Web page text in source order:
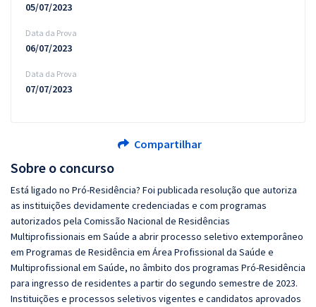
Sobre o concurso
Está ligado no Pró-Residência? Foi publicada resolução que autoriza
as instituições devidamente credenciadas e com programas
autorizados pela Comissão Nacional de Residências
Multiprofissionais em Saúde a abrir processo seletivo extemporâneo
em Programas de Residência em Área Profissional da Saúde e
Multiprofissional em Saúde, no âmbito dos programas Pró-Residência
para ingresso de residentes a partir do segundo semestre de 2023.
Instituições e processos seletivos vigentes e candidatos aprovados
05/07/2023
Data da Prova
06/07/2023
Data da Prova
07/07/2023
Compartilhar